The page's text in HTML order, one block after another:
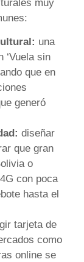
muy
una
‘Vuela sin
que en
generó
diseñar
que gran
o
con poca
hasta el
tarjeta de
como
online se